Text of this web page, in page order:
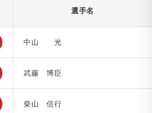
選手名
中山 光
武藤 博臣
柴山 信行